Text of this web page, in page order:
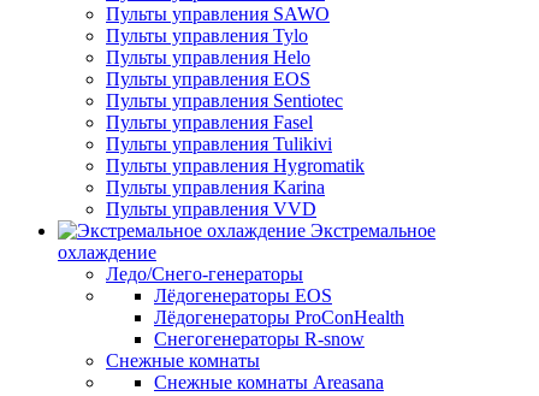
Пульты управления SAWO
Пульты управления Tylo
Пульты управления Helo
Пульты управления EOS
Пульты управления Sentiotec
Пульты управления Fasel
Пульты управления Tulikivi
Пульты управления Hygromatik
Пульты управления Karina
Пульты управления VVD
Экстремальное
охлаждение
Ледо/Снего-генераторы
Лёдогенераторы EOS
Лёдогенераторы ProConHealth
Снегогенераторы R-snow
Снежные комнаты
Снежные комнаты Areasana